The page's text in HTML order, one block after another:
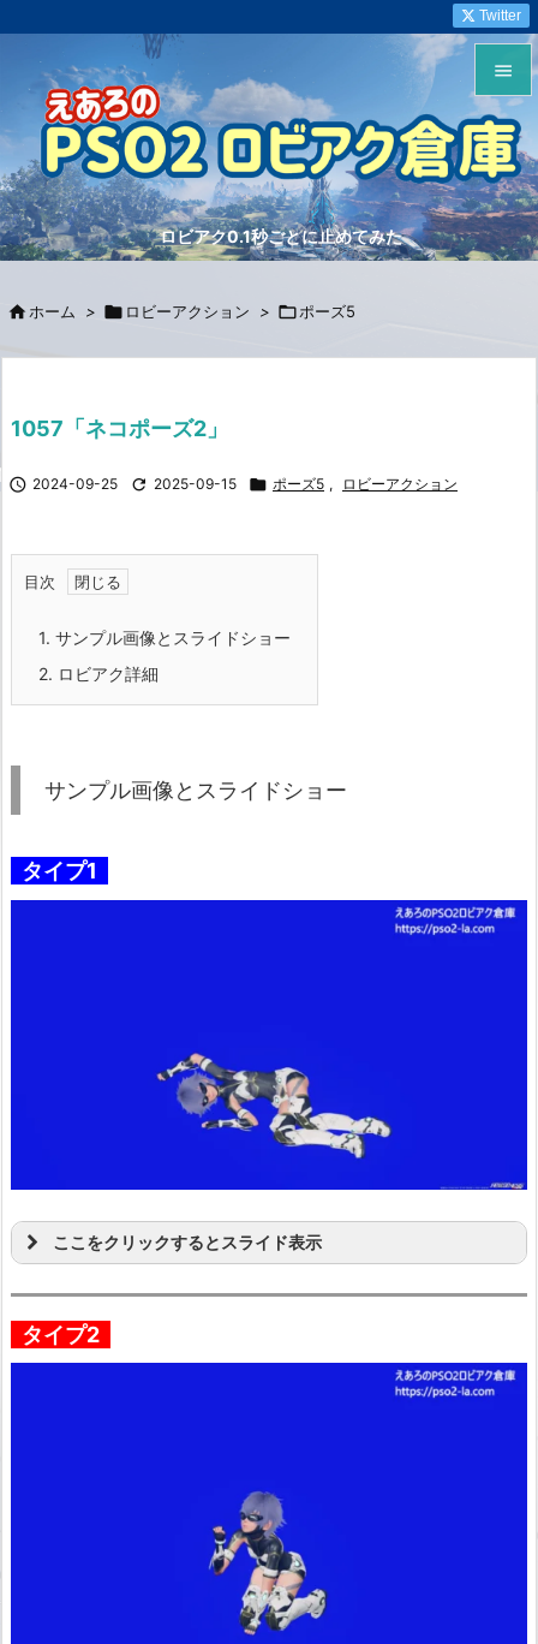
ロビアク0.1秒ごとに止めてみた


メニュ

サイド


Twitter
 ホーム >  ロビーアクション > ポーズ5
1057「ネコポーズ2」
 2024-09-25  2025-09-15  ポーズ5 , ロビーアクション
目次
1. サンプル画像とスライドショー
2. ロビアク詳細
サンプル画像とスライドショー
タイプ1
ここをクリックするとスライド表示
タイプ2